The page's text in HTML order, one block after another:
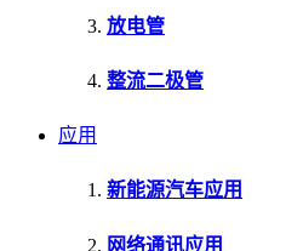
放电管
整流二极管
应用
新能源汽车应用
网络通讯应用